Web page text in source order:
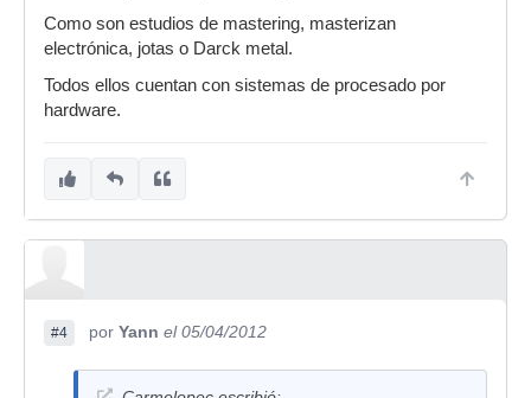
Como son estudios de mastering, masterizan
electrónica, jotas o Darck metal.
Todos ellos cuentan con sistemas de procesado por
hardware.
#4 por Yann el 05/04/2012